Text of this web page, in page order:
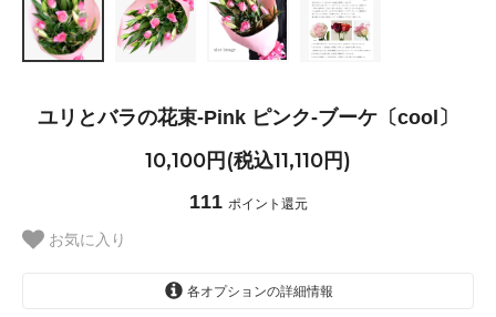
ユリとバラの花束-Pink ピンク-ブーケ〔cool〕
10,100円(税込11,110円)
111 ポイント還元
お気に入り
各オプションの詳細情報